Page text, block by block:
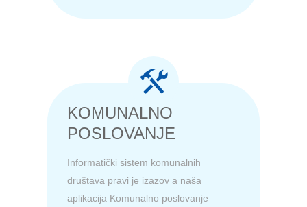
KOMUNALNO
POSLOVANJE
Informatički sistem komunalnih
društava pravi je izazov a naša
aplikacija Komunalno poslovanje